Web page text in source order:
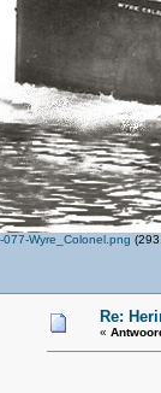
Wyre_Colonel.png
Re:
«
Een